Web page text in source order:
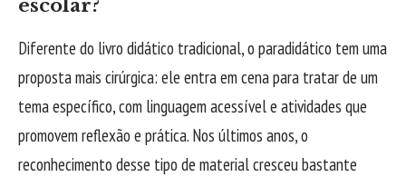
escolar?
Diferente do livro didático tradicional, o paradidático tem uma
proposta mais cirúrgica: ele entra em cena para tratar de um
tema específico, com linguagem acessível e atividades que
promovem reflexão e prática. Nos últimos anos, o
reconhecimento desse tipo de material cresceu bastante